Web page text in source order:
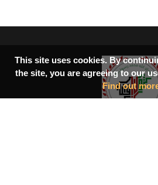
This site uses cookies. By
the site, you are agreeing to our
Find out